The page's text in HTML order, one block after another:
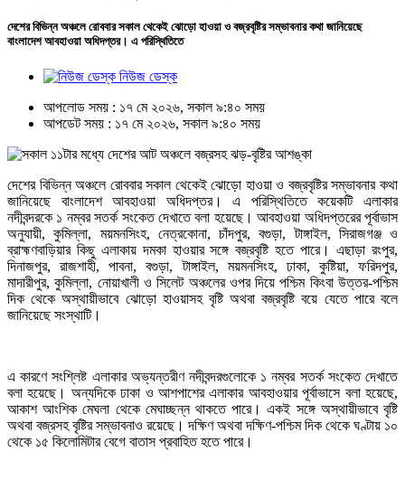
দেশের বিভিন্ন অঞ্চলে রোববার সকাল থেকেই ঝোড়ো হাওয়া ও বজ্রবৃষ্টির সম্ভাবনার কথা জানিয়েছে
বাংলাদেশ আবহাওয়া অধিদপ্তর। এ পরিস্থিতিতে
নিউজ ডেস্ক
আপলোড সময় : ১৭ মে ২০২৬, সকাল ৯:৪০ সময়
আপডেট সময় : ১৭ মে ২০২৬, সকাল ৯:৪০ সময়
দেশের বিভিন্ন অঞ্চলে রোববার সকাল থেকেই ঝোড়ো হাওয়া ও বজ্রবৃষ্টির সম্ভাবনার কথা
জানিয়েছে বাংলাদেশ আবহাওয়া অধিদপ্তর। এ পরিস্থিতিতে কয়েকটি এলাকার
নদীবন্দরকে ১ নম্বর সতর্ক সংকেত দেখাতে বলা হয়েছে। আবহাওয়া অধিদপ্তরের পূর্বাভাস
অনুযায়ী, কুমিল্লা, ময়মনসিংহ, নেত্রকোনা, চাঁদপুর, বগুড়া, টাঙ্গাইল, সিরাজগঞ্জ ও
ব্রাহ্মণবাড়িয়ার কিছু এলাকায় দমকা হাওয়ার সঙ্গে বজ্রবৃষ্টি হতে পারে। এছাড়া রংপুর,
দিনাজপুর, রাজশাহী, পাবনা, বগুড়া, টাঙ্গাইল, ময়মনসিংহ, ঢাকা, কুষ্টিয়া, ফরিদপুর,
মাদারীপুর, কুমিল্লা, নোয়াখালী ও সিলেট অঞ্চলের ওপর দিয়ে পশ্চিম কিংবা উত্তর-পশ্চিম
দিক থেকে অস্থায়ীভাবে ঝোড়ো হাওয়াসহ বৃষ্টি অথবা বজ্রবৃষ্টি বয়ে যেতে পারে বলে
জানিয়েছে সংস্থাটি।
এ কারণে সংশ্লিষ্ট এলাকার অভ্যন্তরীণ নদীবন্দরগুলোকে ১ নম্বর সতর্ক সংকেত দেখাতে
বলা হয়েছে। অন্যদিকে ঢাকা ও আশপাশের এলাকার আবহাওয়ার পূর্বাভাসে বলা হয়েছে,
আকাশ আংশিক মেঘলা থেকে মেঘাচ্ছন্ন থাকতে পারে। একই সঙ্গে অস্থায়ীভাবে বৃষ্টি
অথবা বজ্রসহ বৃষ্টির সম্ভাবনাও রয়েছে। দক্ষিণ অথবা দক্ষিণ-পশ্চিম দিক থেকে ঘণ্টায় ১০
থেকে ১৫ কিলোমিটার বেগে বাতাস প্রবাহিত হতে পারে।